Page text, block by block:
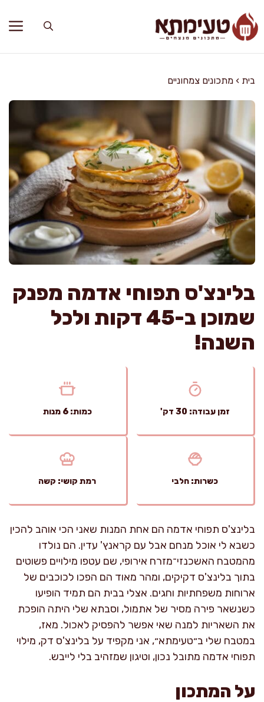
לתוכן
בית › מתכונים צמחוניים
בלינצ'ס תפוחי אדמה מפנק
שמוכן ב-45 דקות ולכל
השנה!
זמן עבודה: 30 דק' כמות: 6 מנות
כשרות: חלבי רמת קושי: קשה
בלינצ'ס תפוחי אדמה הם אחת המנות שאני הכי אוהב להכין
כשבא לי אוכל מנחם אבל עם קראנץ' עדין. הם נולדו
מהמטבח האשכנזי־מזרח אירופי, שם עטפו מילויים פשוטים
בתוך בלינצ'ס דקיקים, ומהר מאוד הם הפכו לכוכבים של
ארוחות משפחתיות וחגים. אצלי בבית הם תמיד הופיעו
כשנשאר פירה מסיר של אתמול, וסבתא שלי היתה הופכת
את השאריות למנה שאי אפשר להפסיק לאכול. מאז,
במטבח שלי ב״טעימתא״, אני מקפיד על בלינצ'ס דק, מילוי
תפוחי אדמה מתובל נכון, וטיגון שמזהיב בלי לייבש.
על המתכון